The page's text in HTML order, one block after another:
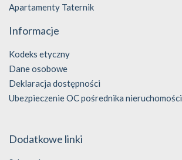
Apartamenty Taternik
Informacje
Kodeks etyczny
Dane osobowe
Deklaracja dostępności
Ubezpieczenie OC pośrednika nieruchomości
Dodatkowe linki